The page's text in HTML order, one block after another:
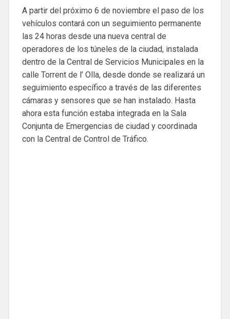
A partir del próximo 6 de noviembre el paso de los
vehículos contará con un seguimiento permanente
las 24 horas desde una nueva central de
operadores de los túneles de la ciudad, instalada
dentro de la Central de Servicios Municipales en la
calle Torrent de l’ Olla, desde donde se realizará un
seguimiento específico a través de las diferentes
cámaras y sensores que se han instalado. Hasta
ahora esta función estaba integrada en la Sala
Conjunta de Emergencias de ciudad y coordinada
con la Central de Control de Tráfico.